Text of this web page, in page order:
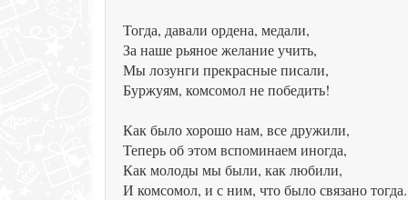
Тогда, давали ордена, медали,
За наше рьяное желание учить,
Мы лозунги прекрасные писали,
Буржуям, комсомол не победить!
Как было хорошо нам, все дружили,
Теперь об этом вспоминаем иногда,
Как молоды мы были, как любили,
И комсомол, и с ним, что было связано тогда.